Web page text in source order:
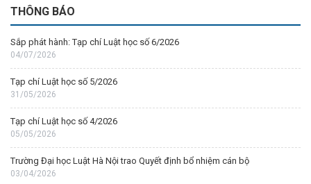
THÔNG BÁO
Sắp phát hành: Tạp chí Luật học số 6/2026
04/07/2026
Tạp chí Luật học số 5/2026
31/05/2026
Tạp chí Luật học số 4/2026
05/05/2026
Trường Đại học Luật Hà Nội trao Quyết định bổ nhiệm cán bộ
03/04/2026